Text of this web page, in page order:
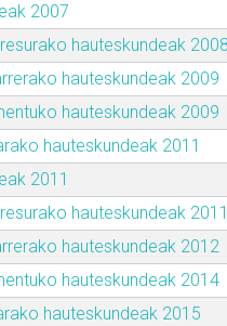
2007
hauteskundeak 2008
hauteskundeak 2009
hauteskundeak 2009
hauteskundeak 2011
2011
hauteskundeak 2011
hauteskundeak 2012
hauteskundeak 2014
hauteskundeak 2015